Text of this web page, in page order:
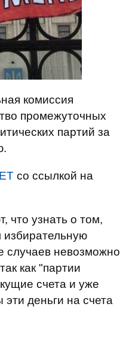
комиссия
промежуточных
партий за
со ссылкой на
что узнать о том,
случаев невозможно
как "партии
счета и уже
деньги на счета